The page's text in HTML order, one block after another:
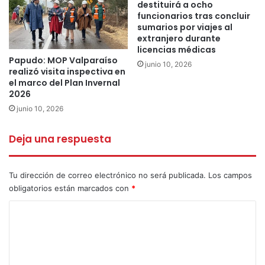
RESIDENCIA PARA RESGUARDO
Desde la quincena de mayo la Municipalidad de Cabildo
trabajó un proyecto en conjunto con el Hospital de
Cabildo, sus funcionarios y Don Ramón Ossa, dueño de la
propiedad que fue habilitada como “Residencia de
tiempos de COVID-19”.
con una residencia para sus funcionarios de primera línea
Papudo: MOP Valparaíso
realizó visita inspectiva en
el marco del Plan Invernal
2026
junio 10, 2026
destituirá a ocho
funcionarios tras concluir
sumarios por viajes al
extranjero durante
licencias médicas
junio 10, 2026
Deja una respuesta
Tu dirección de correo electrónico no será publicada. Los campos
obligatorios están marcados con *